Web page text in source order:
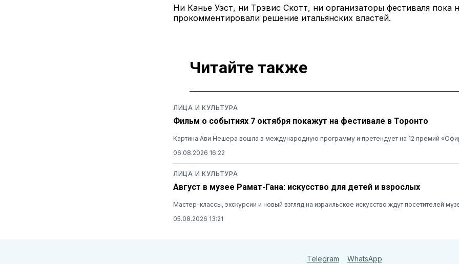
Ни Канье Уэст, ни Трэвис Скотт, ни организаторы фестиваля пока
прокомментировали решение итальянских властей.
Читайте также
ЛИЦА И КУЛЬТУРА
Фильм о событиях 7 октября покажут на фестивале в Торонто
Картина Ави Нешера вошла в международную программу и претендует на 12 премий
06.08.2026 16:22
ЛИЦА И КУЛЬТУРА
Август в музее Рамат-Гана: искусство для детей и взрослых
Мастер-классы, экскурсии и новый взгляд на израильское искусство ждут посетителей
05.08.2026 13:21
Telegram WhatsApp